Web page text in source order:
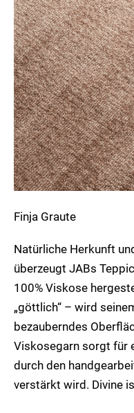
Finja Graute
Natürliche Herkunft
überzeugt JABs
100% Viskose
„göttlich“ – wird
bezauberndes
Viskosegarn sorgt für
durch den
verstärkt wird. Divine
Divine